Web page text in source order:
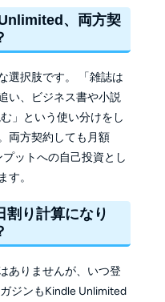
、両方契
選択肢です。 「雑誌は
い、ビジネス書や小説
」という使い分けをし
両方契約しても月額
ットへの自己投資とし
す。
割り計算になり
ありませんが、いつ登
ジンもKindle Unlimited